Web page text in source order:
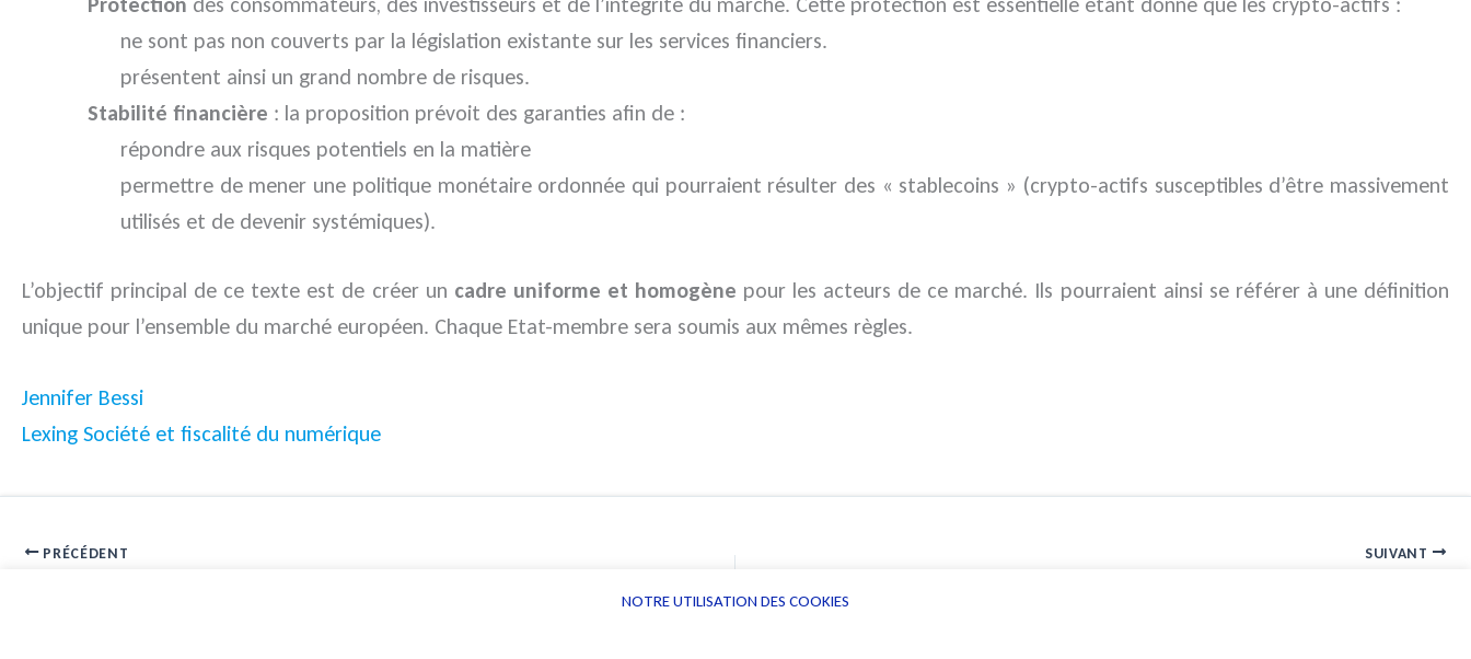
ne sont pas non couverts par la législation existante sur les services financiers.
présentent ainsi un grand nombre de risques.
Stabilité financière : la proposition prévoit des garanties afin de :
répondre aux risques potentiels en la matière
permettre de mener une politique monétaire ordonnée qui pourraient résulter des « stablecoins » (crypto-actifs susceptibles d’être massivement
utilisés et de devenir systémiques).
L’objectif principal de ce texte est de créer un cadre uniforme et homogène pour les acteurs de ce marché. Ils pourraient ainsi se référer à une définition
unique pour l’ensemble du marché européen. Chaque Etat-membre sera soumis aux mêmes règles.
Jennifer Bessi
Lexing Société et fiscalité du numérique
PRÉCÉDENT SUIVANT
NOTRE UTILISATION DES COOKIES